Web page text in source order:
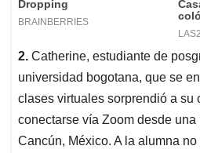
2. Catherine, estudiante de
universidad bogotana, que se
clases virtuales sorprendió a su
conectarse vía Zoom desde
Cancún, México. A la alumna